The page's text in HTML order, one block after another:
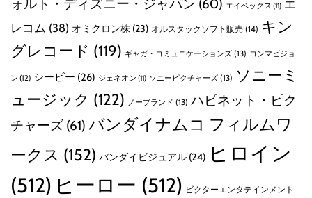
ォルト・ディズニー・ジャパン (60) エイベックス (11) エ
レコム (38) オミクロン株 (23) オルスタックソフト販売 (14) キン
グレコード (119) ギャガ・コミュニケーションズ (13) コンマビジョ
ン (12) シービー (26) ジェネオン (11) ソニーピクチャーズ (13) ソニーミ
ュージック (122) ノーブランド (13) ハピネット・ピク
チャーズ (61) バンダイナムコ フィルムワ
ークス (152) バンダイビジュアル (24) ヒロイン
(512) ヒーロー (512) ビクターエンタテインメント